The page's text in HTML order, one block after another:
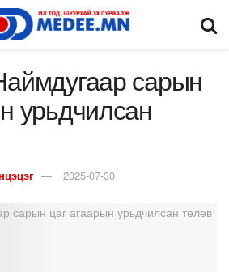
сарын
урьдчилсан
2025-07-30